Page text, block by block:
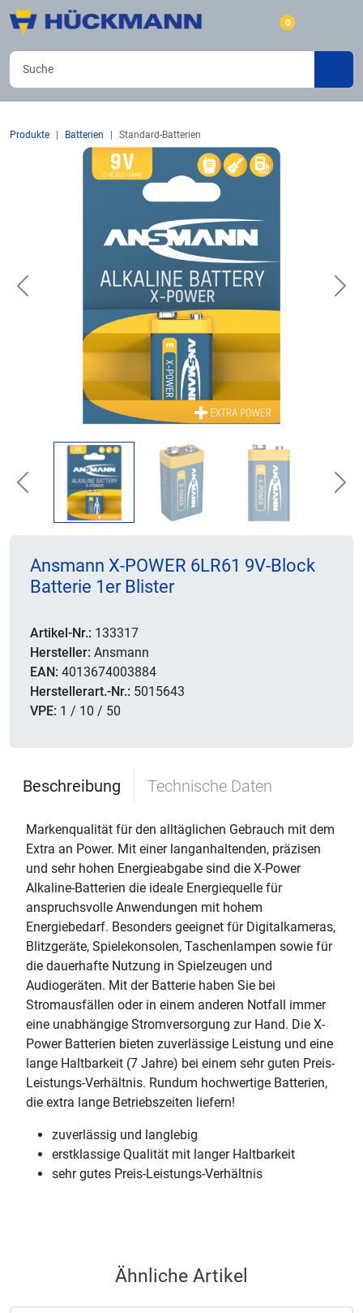
0
Produkte Batterien Standard-Batterien
Previous
Previous
Ansmann X-POWER 6LR61 9V-Block
Batterie 1er Blister
Artikel-Nr.: 133317
Hersteller: Ansmann
EAN: 4013674003884
Herstellerart.-Nr.: 5015643
VPE: 1 / 10 / 50
Beschreibung Technische Daten
Markenqualität für den alltäglichen Gebrauch mit dem
Extra an Power. Mit einer langanhaltenden, präzisen
und sehr hohen Energieabgabe sind die X-Power
Alkaline-Batterien die ideale Energiequelle für
anspruchsvolle Anwendungen mit hohem
Energiebedarf. Besonders geeignet für Digitalkameras,
Blitzgeräte, Spielekonsolen, Taschenlampen sowie für
die dauerhafte Nutzung in Spielzeugen und
Audiogeräten. Mit der Batterie haben Sie bei
Stromausfällen oder in einem anderen Notfall immer
eine unabhängige Stromversorgung zur Hand. Die X-
Power Batterien bieten zuverlässige Leistung und eine
lange Haltbarkeit (7 Jahre) bei einem sehr guten Preis-
Leistungs-Verhältnis. Rundum hochwertige Batterien,
die extra lange Betriebszeiten liefern!
zuverlässig und langlebig
erstklassige Qualität mit langer Haltbarkeit
sehr gutes Preis-Leistungs-Verhältnis
Ähnliche Artikel